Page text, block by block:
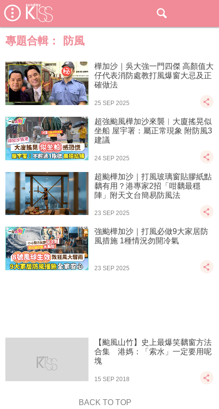
專題合輯： 防風
樺加沙｜吳大強一門四傑 高顏值大
仔代表消防處教打風爆窗大忌及正
確做法
25 SEP 2025
超強颱風樺加沙來襲︱大廈搖晃似
坐船 屋宇署：屬正常現象 附防風3
建議
24 SEP 2025
超颱樺加沙｜打風玻璃窗貼膠紙點
黐有用？港專家2招「咁黐最穩
陣」附天文台簡易防風法
23 SEP 2025
強颱樺加沙｜打風必做9大家居防
風措施 1種情況勿開冷氣
23 SEP 2025
【颱風山竹】史上最爆笑黐窗方法
合集 港媽：「索水」一定要用呢
塊
15 SEP 2018
BACK TO TOP